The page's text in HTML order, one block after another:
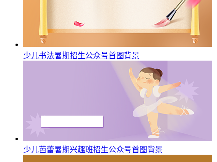
少儿书法暑期招生公众号首图背景
少儿芭蕾暑期兴趣班招生公众号首图背景